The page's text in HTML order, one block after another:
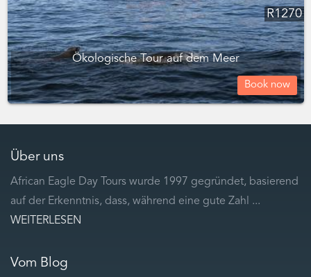
R1270
Ökologische Tour auf dem Meer
Book now
Über uns
African Eagle Day Tours wurde 1997 gegründet, basierend
auf der Erkenntnis, dass, während eine gute Zahl ...
WEITERLESEN
Vom Blog